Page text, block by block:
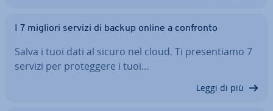
I 7 migliori servizi di backup online a confronto
Salva i tuoi dati al sicuro nel cloud. Ti pre­sen­tia­mo 7
servizi per pro­teg­ge­re i tuoi…
Leggi di più